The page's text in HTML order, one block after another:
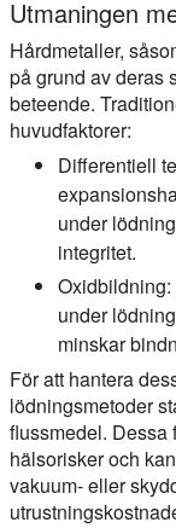
Utmaningen
Hårdmetaller,
på grund av deras
beteende.
huvudfaktorer:
Differentiell
under
integritet.
Oxidbildning:
under
minskar
För att hantera
lödningsmetoder
flussmedel. Dessa
hälsorisker och
vakuum- eller